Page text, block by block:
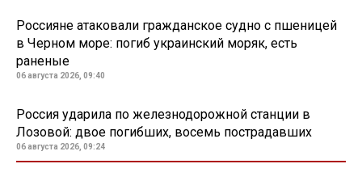
Россияне атаковали гражданское судно с пшеницей
в Черном море: погиб украинский моряк, есть
раненые
06 августа 2026, 09:40
Россия ударила по железнодорожной станции в
Лозовой: двое погибших, восемь пострадавших
06 августа 2026, 09:24